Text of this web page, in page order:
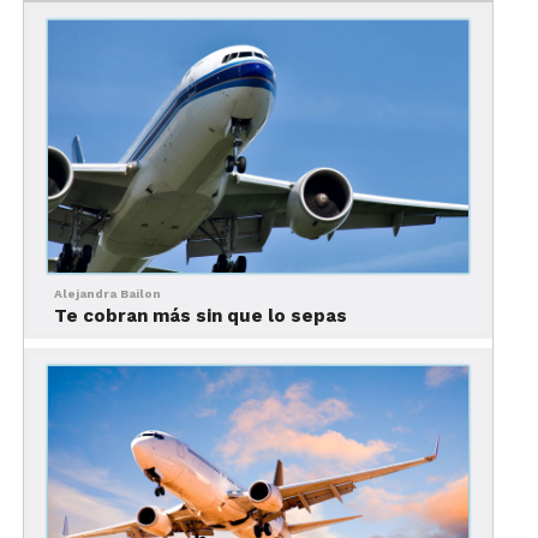
Oaxaca; Francis Argueta, director General de
Aeronáutica Civil de Guatemala; Alejandro
Martínez, jefe de la sección consular de la
embajada de México en Guatemala; así como Rosa
Bolaños, representante del Instituto Guatemalteco
de Turismo.
TAG Airlines de Guatemala
a Oaxaca
su oferta de vuelos a destinos mexicanos; en lo
que va de este año, ha creado 6 rutas nuevas, entre
las que se incluyen Oaxaca (OAX), Tuxtla Gutiérrez
(TGZ) y Mérida (MID).
La nueva ruta entre Guatemala y Oaxaca está
Alejandra Bailon
Te cobran más sin que lo sepas